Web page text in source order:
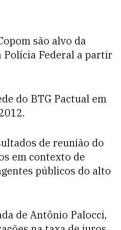
são alvo da
Polícia Federal a partir
do BTG Pactual em
de reunião do
em contexto de
públicos do alto
de Antônio Palocci,